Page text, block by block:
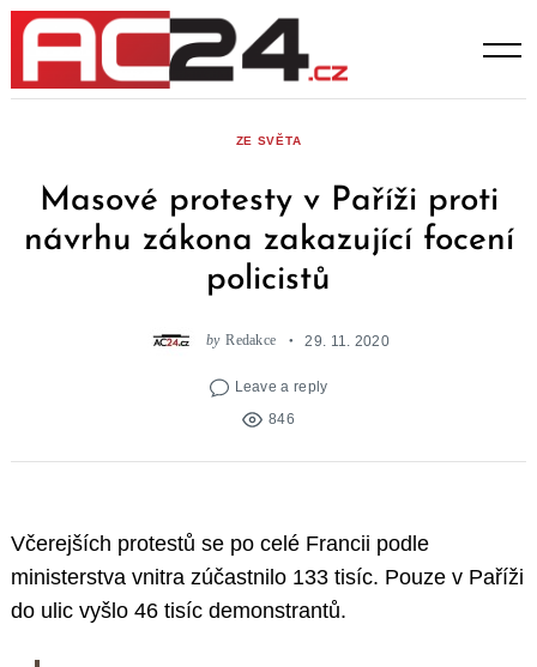
Skip
content
ZE SVĚTA
Masové protesty v Paříži proti
návrhu zákona zakazující focení
policistů
by Redakce 29. 11. 2020
Leave a reply
846
Včerejších protestů se po celé Francii podle
ministerstva vnitra zúčastnilo 133 tisíc. Pouze v Paříži
do ulic vyšlo 46 tisíc demonstrantů.